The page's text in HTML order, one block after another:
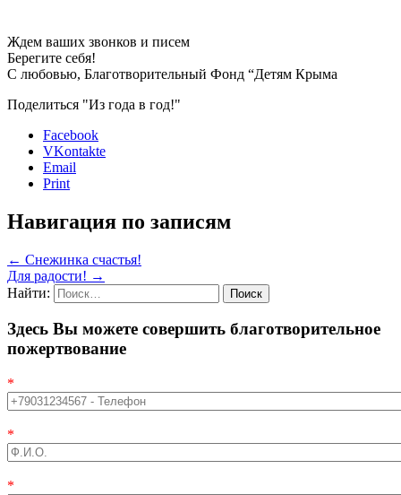
Ждем ваших звонков и писем
Берегите себя!
С любовью, Благотворительный Фонд “Детям Крыма
Поделиться "Из года в год!"
Facebook
VKontakte
Email
Print
Навигация по записям
← Снежинка счастья!
Для радости! →
Найти:
Здесь Вы можете совершить благотворительное
пожертвование
*
*
*